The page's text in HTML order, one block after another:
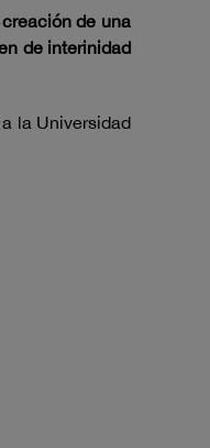
de una
de interinidad
la Universidad